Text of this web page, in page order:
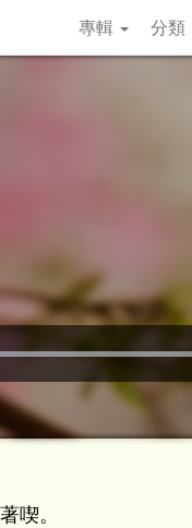
專輯 分類
喫。